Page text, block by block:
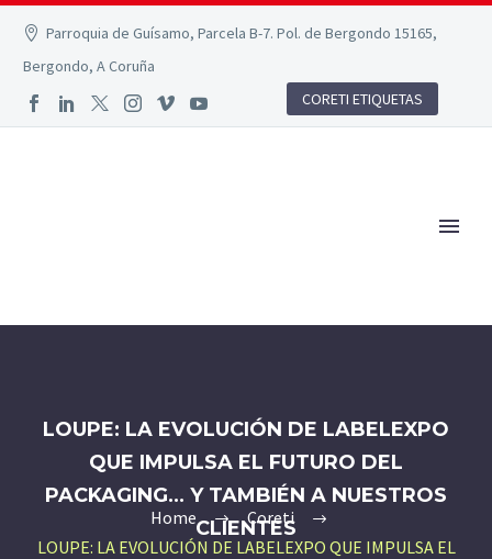
Parroquia de Guísamo, Parcela B-7. Pol. de Bergondo 15165,
Bergondo, A Coruña
CORETI ETIQUETAS
LOUPE: LA EVOLUCIÓN DE LABELEXPO
QUE IMPULSA EL FUTURO DEL
PACKAGING… Y TAMBIÉN A NUESTROS
CLIENTES
Home
Coreti
LOUPE: LA EVOLUCIÓN DE LABELEXPO QUE IMPULSA EL